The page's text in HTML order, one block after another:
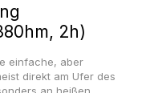
2h)
einfache, aber
direkt am Ufer des
an heißen